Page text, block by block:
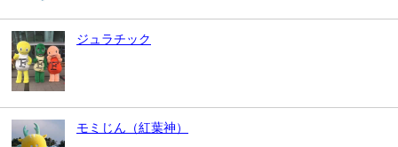
ジュラチック
モミじん（紅葉神）